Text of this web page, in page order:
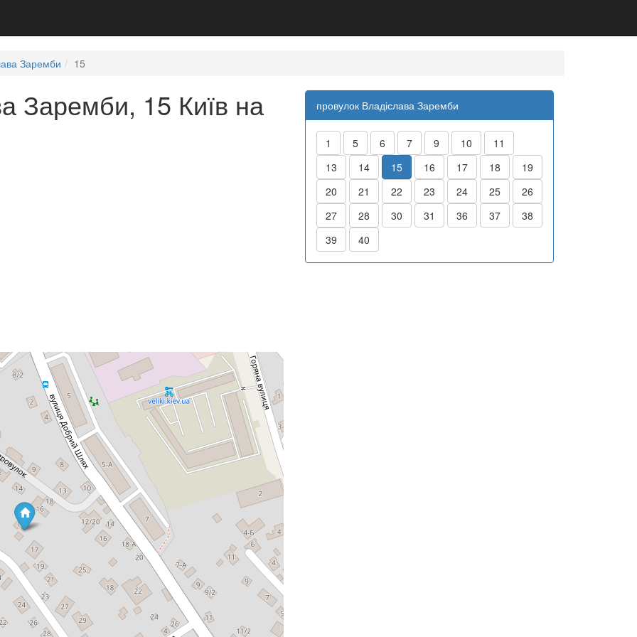
Заремби 15
Заремби, 15 Київ на провулок Владіслава Заремби
1 5 6 7 9 10
11
13
14 15 16 17 18
19
20
21 22 23 24 25
26
27
28 30 31 36 37
38
39
40